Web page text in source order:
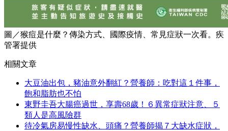
圖／猴痘是什麼？傳染方式、國際疫情、常見症狀一次看。疾
管署提供
相關文章
大豆油出包，豬油意外翻紅？營養師：吃對這１件事，
飽和脂肪也不怕
東野圭吾大腸癌過世，享壽68歲！６異常症狀注意、５
類人是高風險群
待冷氣房易慢性缺水、頭痛？營養師揭７大缺水症狀，